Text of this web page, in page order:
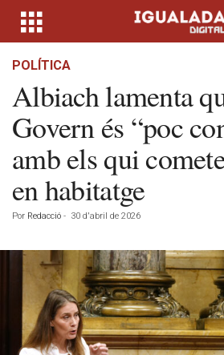
POLÍTICA
Albiach lamenta
Govern és “poc
amb els qui
en habitatge
Por Redacció - 30 d'abril de 2026